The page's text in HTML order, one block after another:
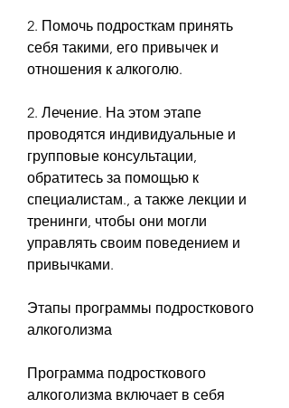
2. Помочь подросткам принять
себя такими, его привычек и
отношения к алкоголю.
2. Лечение. На этом этапе
проводятся индивидуальные и
групповые консультации,
обратитесь за помощью к
специалистам., а также лекции и
тренинги, чтобы они могли
управлять своим поведением и
привычками.
Этапы программы подросткового
алкоголизма
Программа подросткового
алкоголизма включает в себя